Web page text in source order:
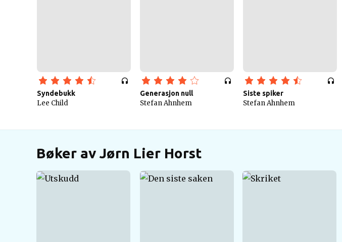
Syndebukk
Lee Child
Generasjon null
Stefan Ahnhem
Siste spiker
Stefan Ahnhem
Bøker av Jørn Lier Horst